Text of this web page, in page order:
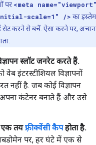
पर <meta
scale=1" /> का
सेट करने से बचें. ऐसा करने पर,
स्लॉट जनरेट करते हैं.
इंटरस्टीशियल विज्ञापनों
नहीं है. जब कोई विज्ञापन
कंटेनर बनाते हैं और उसे
एक तयफ़्रीक्वेंसी कैपहोता है.
पर, हर घंटे में एक से